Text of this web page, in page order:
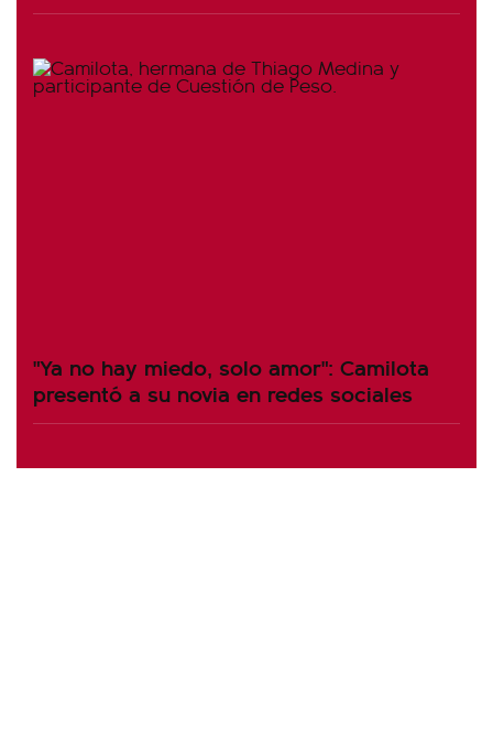
"Ya no hay miedo, solo amor": Camilota
presentó a su novia en redes sociales